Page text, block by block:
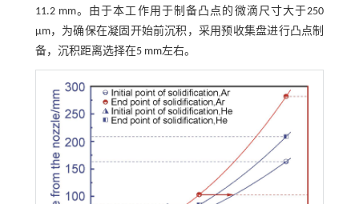
11.2 mm。由于本工作用于制备凸点的微滴尺寸大于250
μm，为确保在凝固开始前沉积，采用预收集盘进行凸点制
备，沉积距离选择在5 mm左右。